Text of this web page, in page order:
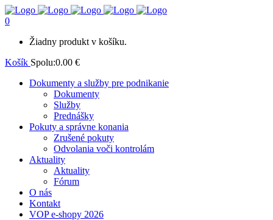
0
Žiadny produkt v košíku.
Košík Spolu:0.00 €
Dokumenty a služby pre podnikanie
Dokumenty
Služby
Prednášky
Pokuty a správne konania
Zrušené pokuty
Odvolania voči kontrolám
Aktuality
Aktuality
Fórum
O nás
Kontakt
VOP e-shopy 2026